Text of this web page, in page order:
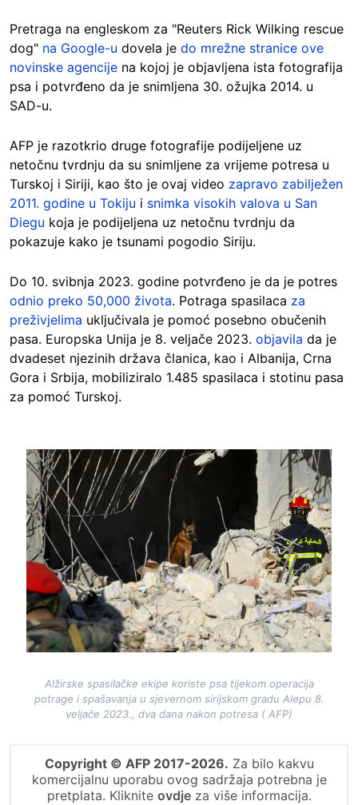
Pretraga na engleskom za "Reuters Rick Wilking rescue
dog" na Google-u dovela je do mrežne stranice ove
novinske agencije na kojoj je objavljena ista fotografija
psa i potvrđeno da je snimljena 30. ožujka 2014. u
SAD-u.
AFP je razotkrio druge fotografije podijeljene uz
netočnu tvrdnju da su snimljene za vrijeme potresa u
Turskoj i Siriji, kao što je ovaj video zapravo zabilježen
2011. godine u Tokiju i snimka visokih valova u San
Diegu koja je podijeljena uz netočnu tvrdnju da
pokazuje kako je tsunami pogodio Siriju.
Do 10. svibnja 2023. godine potvrđeno je da je potres
odnio preko 50,000 života. Potraga spasilaca za
preživjelima uključivala je pomoć posebno obučenih
pasa. Europska Unija je 8. veljače 2023. objavila da je
dvadeset njezinih država članica, kao i Albanija, Crna
Gora i Srbija, mobiliziralo 1.485 spasilaca i stotinu pasa
za pomoć Turskoj.
Image
Alžirske spasilačke ekipe koriste psa tijekom operacija
potrage i spašavanja u sjevernom sirijskom gradu Alepu 8.
veljače 2023., dva dana nakon potresa ( AFP)
Copyright © AFP 2017-2026. Za bilo kakvu
komercijalnu uporabu ovog sadržaja potrebna je
pretplata. Kliknite ovdjeza više informacija.